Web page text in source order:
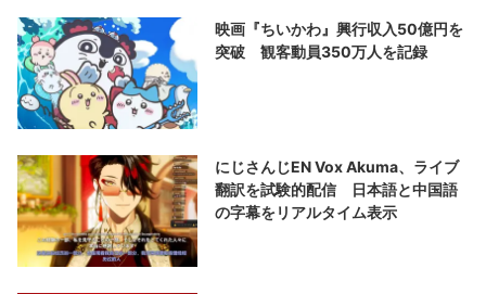
映画『ちいかわ』興行収入50億円を
突破 観客動員350万人を記録
にじさんじEN Vox Akuma、ライブ
翻訳を試験的配信 日本語と中国語
の字幕をリアルタイム表示